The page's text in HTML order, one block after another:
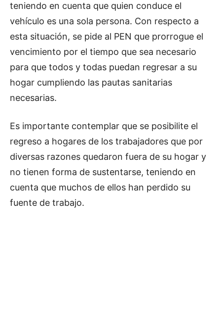
teniendo en cuenta que quien conduce el
vehículo es una sola persona. Con respecto a
esta situación, se pide al PEN que prorrogue el
vencimiento por el tiempo que sea necesario
para que todos y todas puedan regresar a su
hogar cumpliendo las pautas sanitarias
necesarias.
Es importante contemplar que se posibilite el
regreso a hogares de los trabajadores que por
diversas razones quedaron fuera de su hogar y
no tienen forma de sustentarse, teniendo en
cuenta que muchos de ellos han perdido su
fuente de trabajo.